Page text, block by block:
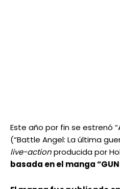
Este año por fin se estrenó
(“Battle Angel: La última
live-actionproducida por
basada en el manga